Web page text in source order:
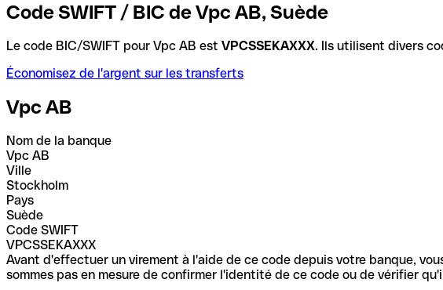
Code SWIFT / BIC de Vpc AB, Suède
Le code BIC/SWIFT pour Vpc AB est VPCSSEKAXXX. Ils utilisent divers
Économisez de l'argent sur les transferts
Vpc AB
Nom de la banque
Vpc AB
Ville
Stockholm
Pays
Suède
Code SWIFT
VPCSSEKAXXX
Avant d'effectuer un virement à l'aide de ce code depuis votre banque,
sommes pas en mesure de confirmer l'identité de ce code ou de vérifier